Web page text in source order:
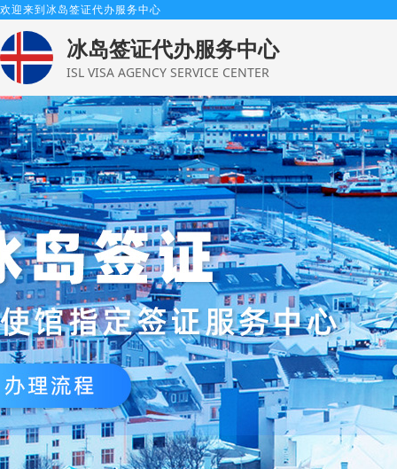
欢迎来到冰岛签证代办服务中心
冰岛签证代办服务中心
ISL VISA AGENCY SERVICE CENTER